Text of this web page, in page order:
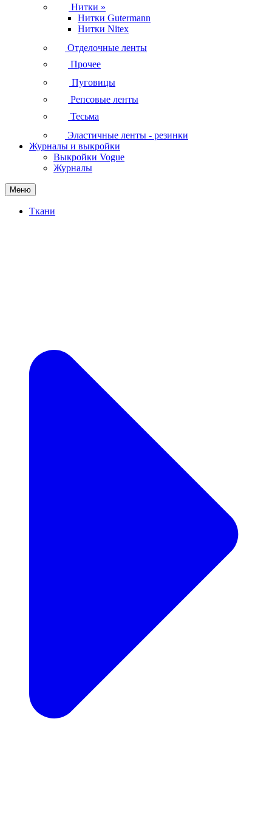
Нитки »
Нитки Gutermann
Нитки Nitex
Отделочные ленты
Прочее
Пуговицы
Репсовые ленты
Тесьма
Эластичные ленты - резинки
Журналы и выкройки
Выкройки Vogue
Журналы
Меню
Ткани